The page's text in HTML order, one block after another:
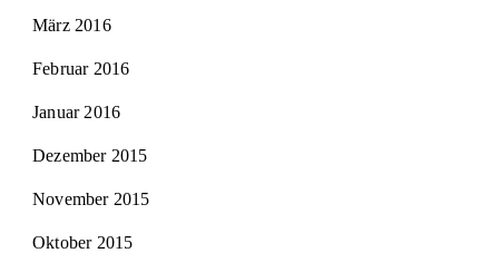
März 2016
Februar 2016
Januar 2016
Dezember 2015
November 2015
Oktober 2015